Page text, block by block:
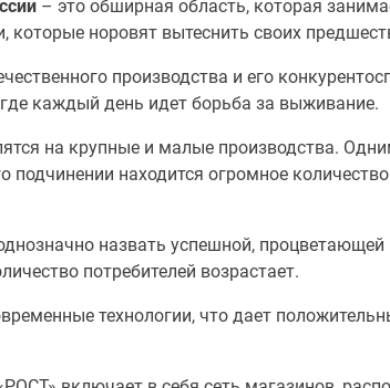
– это обширная область, которая
норовят вытеснить своих
производства и его
где каждый день идет борьба за выживание.
на крупные и малые производства.
подчинении находится огромное
назвать успешной,
потребителей возрастает.
технологии, что дает